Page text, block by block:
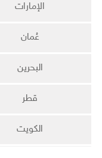
الإمارات
عُمان
البحرين
قطر
الكويت